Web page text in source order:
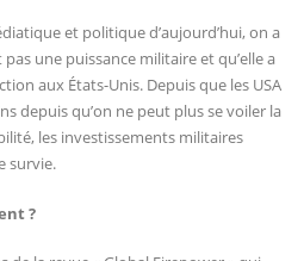
et politique d’aujourd’hui, on a
pas une puissance militaire et qu’elle a
aux États-Unis. Depuis que les USA
depuis qu’on ne peut plus se voiler la
les investissements militaires
survie.
?